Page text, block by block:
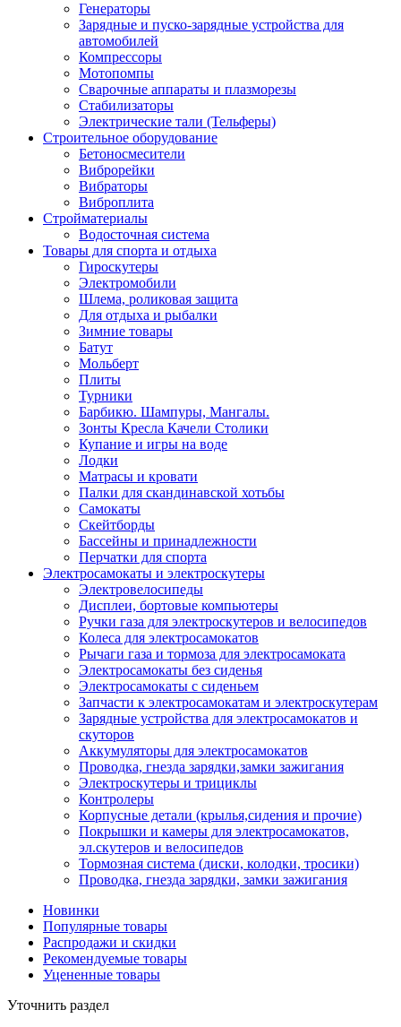
Генераторы
Зарядные и пуско-зарядные устройства для
автомобилей
Компрессоры
Мотопомпы
Сварочные аппараты и плазморезы
Стабилизаторы
Электрические тали (Тельферы)
Строительное оборудование
Бетоносмесители
Виброрейки
Вибраторы
Виброплита
Стройматериалы
Водосточная система
Товары для спорта и отдыха
Гироскутеры
Электромобили
Шлема, роликовая защита
Для отдыха и рыбалки
Зимние товары
Батут
Мольберт
Плиты
Турники
Барбикю. Шампуры, Мангалы.
Зонты Кресла Качели Столики
Купание и игры на воде
Лодки
Матрасы и кровати
Палки для скандинавской хотьбы
Самокаты
Скейтборды
Бассейны и принадлежности
Перчатки для спорта
Электросамокаты и электроскутеры
Электровелосипеды
Дисплеи, бортовые компьютеры
Ручки газа для электроскутеров и велосипедов
Колеса для электросамокатов
Рычаги газа и тормоза для электросамоката
Электросамокаты без сиденья
Электросамокаты с сиденьем
Запчасти к электросамокатам и электроскутерам
Зарядные устройства для электросамокатов и
скуторов
Аккумуляторы для электросамокатов
Проводка, гнезда зарядки,замки зажигания
Электроскутеры и трициклы
Контролеры
Корпусные детали (крылья,сидения и прочие)
Покрышки и камеры для электросамокатов,
эл.скутеров и велосипедов
Тормозная система (диски, колодки, тросики)
Проводка, гнезда зарядки, замки зажигания
Новинки
Популярные товары
Распродажи и скидки
Рекомендуемые товары
Уцененные товары
Уточнить раздел